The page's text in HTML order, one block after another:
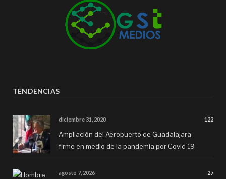
TENDENCIAS
diciembre 31, 2020 122
Ampliación del Aeropuerto de Guadalajara
firme en medio de la pandemia por Covid 19
agosto 7, 2026 27